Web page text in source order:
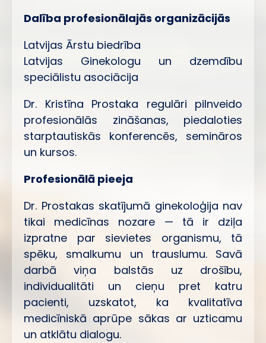
Dalība profesionālajās organizācijās
Latvijas Ārstu biedrība
Latvijas Ginekologu un dzemdību
speciālistu asociācija
Dr. Kristīna Prostaka regulāri pilnveido
profesionālās zināšanas, piedaloties
starptautiskās konferencēs, semināros
un kursos.
Profesionālā pieeja
Dr. Prostakas skatījumā ginekoloģija nav
tikai medicīnas nozare — tā ir dziļa
izpratne par sievietes organismu, tā
spēku, smalkumu un trauslumu. Savā
darbā viņa balstās uz drošību,
individualitāti un cieņu pret katru
pacienti, uzskatot, ka kvalitatīva
medicīniskā aprūpe sākas ar uzticamu
un atklātu dialogu.